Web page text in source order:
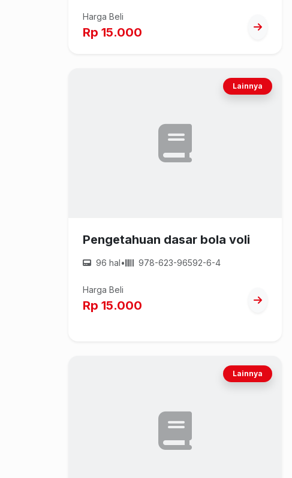
Harga Beli
Rp 15.000
Lainnya
Pengetahuan dasar bola voli
96 hal• 978-623-96592-6-4
Harga Beli
Rp 15.000
Lainnya